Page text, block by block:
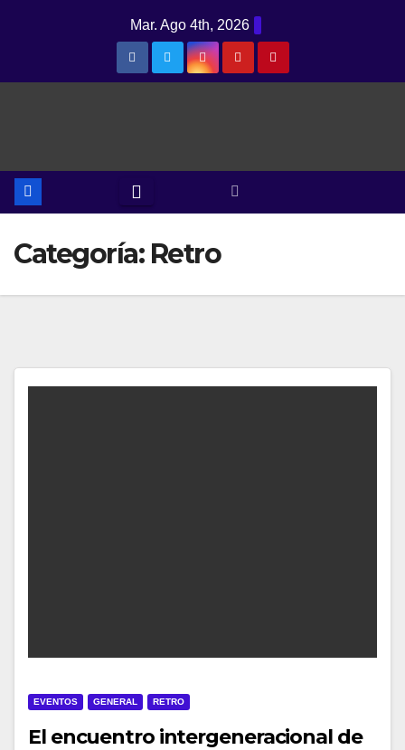
Mar. Ago 4th, 2026
Categoría: Retro
EVENTOS GENERAL RETRO
El encuentro intergeneracional de